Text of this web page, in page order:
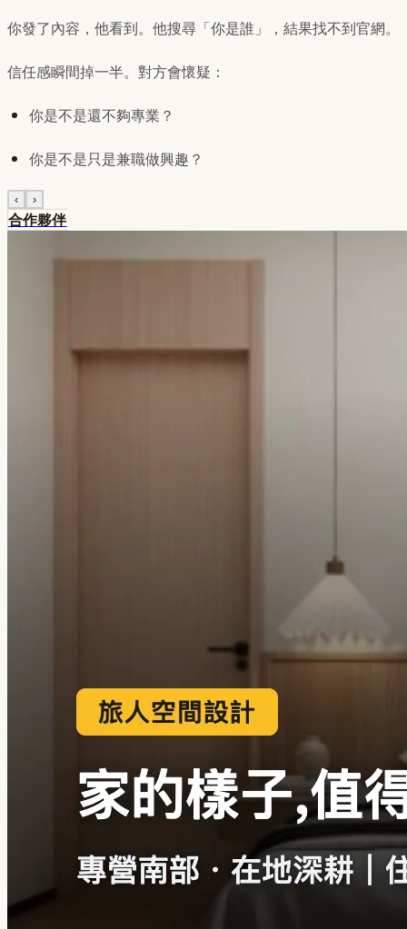
你發了內容，他看到。他搜尋「你是誰」，結果找不到官網。
信任感瞬間掉一半。對方會懷疑：
你是不是還不夠專業？
你是不是只是兼職做興趣？
‹ ›
合作夥伴